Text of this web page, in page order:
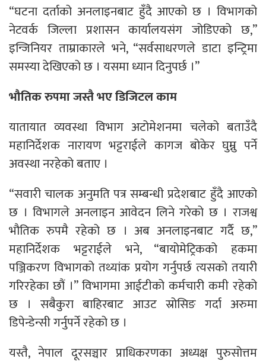
“घटना दर्ताको अनलाइनबाट हुँदै आएको छ । विभागको
नेटवर्क जिल्ला प्रशासन कार्यालयसंग जोडिएको छ,”
इन्जिनियर ताम्राकारले भने, “सर्वसाधरणले डाटा इन्ट्रिमा
समस्या देखिएको छ । यसमा ध्यान दिनुपर्छ ।”
भौतिक रुपमा जस्तै भए डिजिटल काम
यातायात व्यवस्था विभाग अटोमेशनमा चलेको बताउँदै
महानिर्देशक नारायण भट्टराईले कागज बोकेर घुम्नु पर्ने
अवस्था नरहेको बताए ।
“सवारी चालक अनुमति पत्र सम्बन्धी प्रदेशबाट हुँदै आएको
छ । विभागले अनलाइन आवेदन लिने गरेको छ । राजश्व
भौतिक रुपमै रहेको छ । अब अनलाइनबाट गर्दै छ,”
महानिर्देशक भट्टराईले भने, “बायोमेट्रिकको हकमा
पञ्जिकरण विभागको तथ्यांक प्रयोग गर्नुपर्छ त्यसको तयारी
गरिरहेका छौं ।” विभागमा आईटीको कर्मचारी कमी रहेको
छ । सबैकुरा बाहिरबाट आउट स्रोसिङ गर्दा अरुमा
डिपेन्डेन्सी गर्नुपर्ने रहेको छ ।
यस्तै, नेपाल दूरसञ्चार प्राधिकरणका अध्यक्ष पुरुसोत्तम